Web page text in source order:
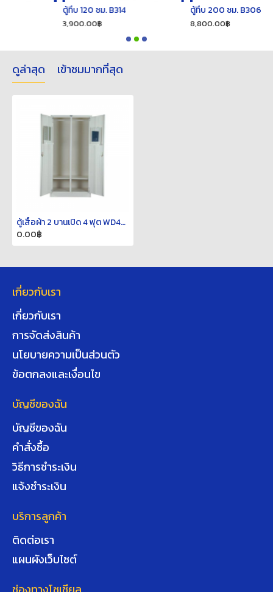
ตู้ทึบ 120 ซม. B314 ตู้ทึบ 200 ซม. B306
ดูล่าสุด เข้าชมมากที่สุด
ตู้เสื้อผ้า 2 บานเปิด 4 ฟุต WD4FSLB
0.00฿
เกี่ยวกับเรา
เกี่ยวกับเรา
การจัดส่งสินค้า
นโยบายความเป็นส่วนตัว
ข้อตกลงและเงื่อนไข
บัญชีของฉัน
บัญชีของฉัน
คำสั่งซื้อ
วิธีการชำระเงิน
แจ้งชำระเงิน
บริการลูกค้า
ติดต่อเรา
แผนผังเว็บไซต์